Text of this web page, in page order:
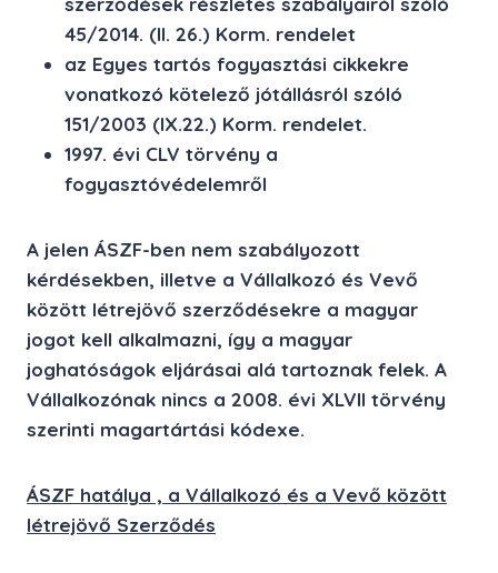
45/2014. (II. 26.) Korm. rendelet
az Egyes tartós fogyasztási cikkekre
vonatkozó kötelező jótállásról szóló
151/2003 (IX.22.) Korm. rendelet.
1997. évi CLV törvény a
fogyasztóvédelemről
A jelen ÁSZF-ben nem szabályozott
kérdésekben, illetve a Vállalkozó és Vevő
között létrejövő szerződésekre a magyar
jogot kell alkalmazni, így a magyar
joghatóságok eljárásai alá tartoznak felek. A
Vállalkozónak nincs a 2008. évi XLVII törvény
szerinti magartártási kódexe.
ÁSZF hatálya , a Vállalkozó és a Vevő között
létrejövő Szerződés